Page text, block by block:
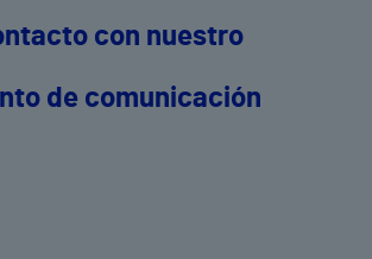
con nuestro
de comunicación